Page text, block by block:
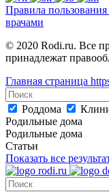
Правила
врачами
© 2020 Rodi.ru. Все
принадлежат
Главная страница
Роддома
Родильные дома
Родильные дома
Статьи
Показать все